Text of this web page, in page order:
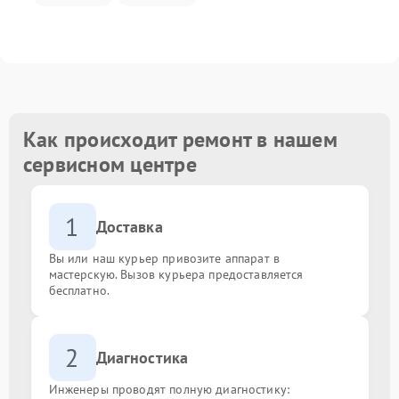
Как происходит ремонт в нашем
сервисном центре
1 Доставка
Вы или наш курьер привозите аппарат в
мастерскую. Вызов курьера предоставляется
бесплатно.
2 Диагностика
Инженеры проводят полную диагностику: